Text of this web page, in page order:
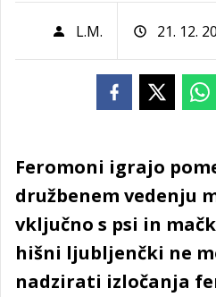
L.M. 21. 12.
Feromoni igrajo
družbenem vedenju
vključno s psi in
hišni ljubljenčki ne
nadzirati izločanja